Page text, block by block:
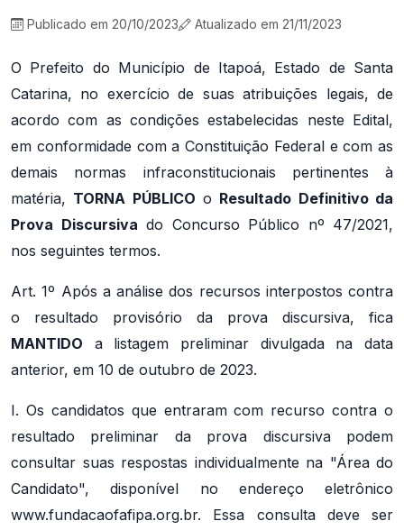
Publicado em 20/10/2023 Atualizado em 21/11/2023
O Prefeito do Município de Itapoá, Estado de Santa
Catarina, no exercício de suas atribuições legais, de
acordo com as condições estabelecidas neste Edital,
em conformidade com a Constituição Federal e com as
demais normas infraconstitucionais pertinentes à
matéria, TORNA PÚBLICO o Resultado Definitivo da
Prova Discursiva do Concurso Público nº 47/2021,
nos seguintes termos.
Art. 1º Após a análise dos recursos interpostos contra
o resultado provisório da prova discursiva, fica
MANTIDO a listagem preliminar divulgada na data
anterior, em 10 de outubro de 2023.
I. Os candidatos que entraram com recurso contra o
resultado preliminar da prova discursiva podem
consultar suas respostas individualmente na "Área do
Candidato", disponível no endereço eletrônico
www.fundacaofafipa.org.br. Essa consulta deve ser